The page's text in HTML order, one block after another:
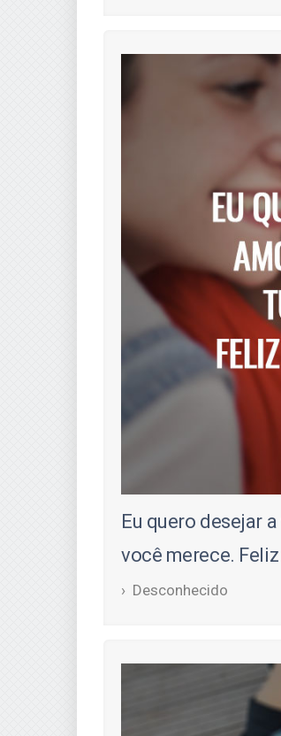
Eu quero desejar
você merece.
Desconhecido